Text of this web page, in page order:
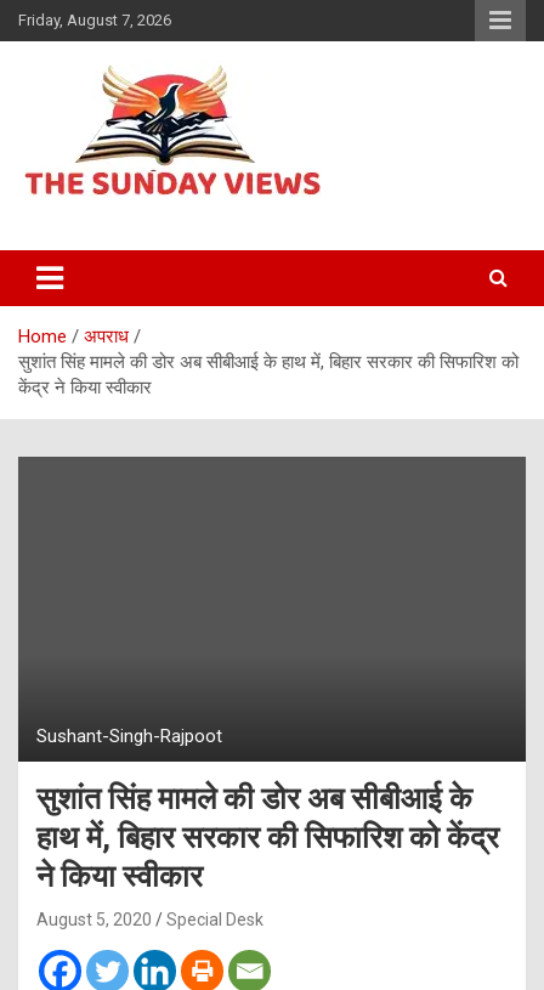
Skip
to
Friday, August 7, 2026
The Sunday views
Home
अपराध
सुशांत सिंह मामले की डोर अब सीबीआई के हाथ में, बिहार सरकार की सिफारिश को
केंद्र ने किया स्वीकार
Sushant-Singh-Rajpoot
सुशांत सिंह मामले की डोर अब सीबीआई के
हाथ में, बिहार सरकार की सिफारिश को केंद्र
ने किया स्वीकार
August 5, 2020 Special Desk